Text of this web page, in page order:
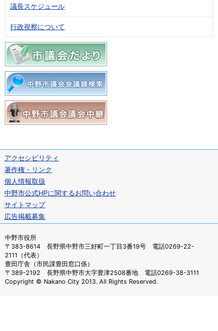
議長スケジュール
行政視察について
アクセシビリティ
著作権・リンク
個人情報取扱
中野市公式HPに関するお問い合わせ
サイトマップ
広告掲載募集
中野市役所
〒383-8614 長野県中野市三好町一丁目3番19号 電話0269-22-
2111（代表）
豊田庁舎（市民課豊田窓口係）
〒389-2192 長野県中野市大字豊津2508番地 電話0269-38-3111
Copyright © Nakano City 2013. All Rights Reserved.